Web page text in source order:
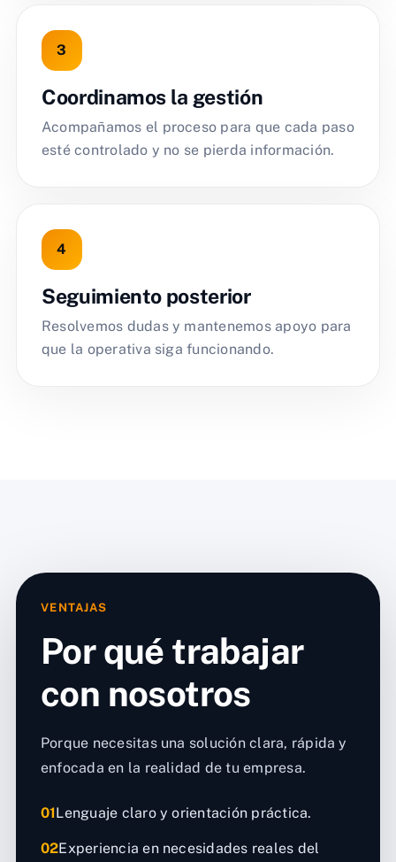
Coordinamos la gestión
Acompañamos el proceso para que cada paso
esté controlado y no se pierda información.
Seguimiento posterior
Resolvemos dudas y mantenemos apoyo para
que la operativa siga funcionando.
VENTAJAS
Por qué trabajar
con nosotros
Porque necesitas una solución clara, rápida y
enfocada en la realidad de tu empresa.
01Lenguaje claro y orientación práctica.
02Experiencia en necesidades reales del